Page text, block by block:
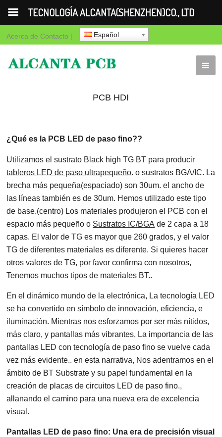
Acerca de Contacto | Español
PCB HDI
¿Qué es la PCB LED de paso fino??
Utilizamos el sustrato Black high TG BT para producir
tableros LED de paso ultrapequeño. o sustratos BGA/IC. La
brecha más pequeña(espaciado) son 30um. el ancho de
las líneas también es de 30um. Hemos utilizado este tipo
de base.(centro) Los materiales produjeron el PCB con el
espacio más pequeño o Sustratos IC/BGA de 2 capa a 18
capas. El valor de TG es mayor que 260 grados, y el valor
TG de diferentes materiales es diferente. Si quieres hacer
otros valores de TG, por favor confirma con nosotros,
Tenemos muchos tipos de materiales BT..
En el dinámico mundo de la electrónica, La tecnología LED
se ha convertido en símbolo de innovación, eficiencia, e
iluminación. Mientras nos esforzamos por ser más nítidos,
más claro, y pantallas más vibrantes, La importancia de las
pantallas LED con tecnología de paso fino se vuelve cada
vez más evidente.. en esta narrativa, Nos adentramos en el
ámbito de BT Substrate y su papel fundamental en la
creación de placas de circuitos LED de paso fino.,
allanando el camino para una nueva era de excelencia
visual.
Pantallas LED de paso fino: Una era de precisión visual
TECNOLOGÍA ALCANTA(SHENZHEN)CO., LTD